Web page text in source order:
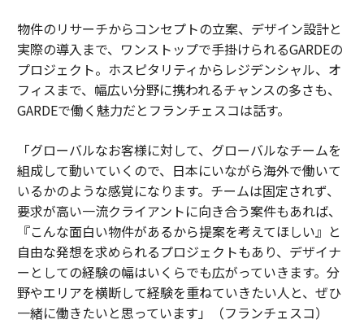
物件のリサーチからコンセプトの立案、デザイン設計と
実際の導入まで、ワンストップで手掛けられるGARDEの
プロジェクト。ホスピタリティからレジデンシャル、オ
フィスまで、幅広い分野に携われるチャンスの多さも、
GARDEで働く魅力だとフランチェスコは話す。
「グローバルなお客様に対して、グローバルなチームを
組成して動いていくので、日本にいながら海外で働いて
いるかのような感覚になります。チームは固定されず、
要求が高い一流クライアントに向き合う案件もあれば、
『こんな面白い物件があるから提案を考えてほしい』と
自由な発想を求められるプロジェクトもあり、デザイナ
ーとしての経験の幅はいくらでも広がっていきます。分
野やエリアを横断して経験を重ねていきたい人と、ぜひ
一緒に働きたいと思っています」（フランチェスコ）